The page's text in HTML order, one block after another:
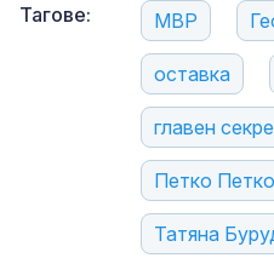
Тагове: МВР
оставка
главен
Петко
Татяна